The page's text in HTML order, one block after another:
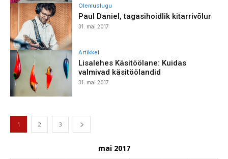
Olemuslugu
Paul Daniel, tagasihoidlik kitarrivõlur
31. mai 2017
Artikkel
Lisalehes Käsitöölane: Kuidas
valmivad käsitöölandid
31. mai 2017
1 2 3
mai 2017